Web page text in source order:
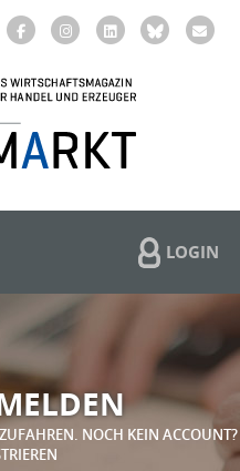
LOGIN
NOCH KEIN ACCOUNT?